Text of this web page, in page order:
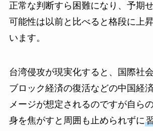
正常な判断すら困難になり、予期
可能性は以前と比べると格段に上
います。
台湾侵攻が現実化すると、国際社
ブロック経済の復活などの中国経
メージが想定されるのですが自ら
身を焦がすと周囲も止められずに